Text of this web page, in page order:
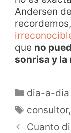
Andersen
que no
sonrisa y la
dia-a-dia
consultor,
Cuanto